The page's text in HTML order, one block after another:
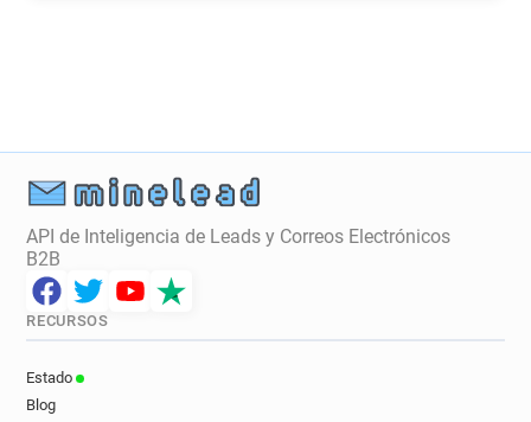
API de Inteligencia de Leads y Correos Electrónicos
B2B
RECURSOS
Estado
Blog